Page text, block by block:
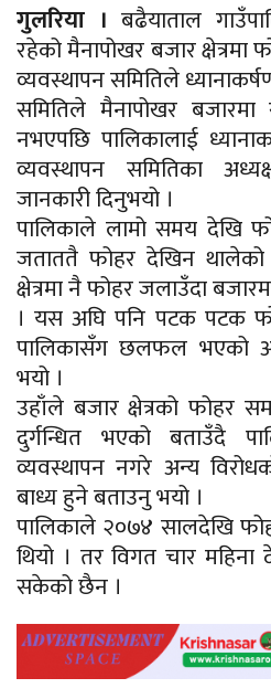
गुलरिया । बढैयाताल
रहेको मैनापोखर बजार
व्यवस्थापन समितिले
समितिले मैनापोखर
नभएपछि पालिकालाई
व्यवस्थापन समितिका
जानकारी दिनुभयो ।
पालिकाले लामो समय देखि
जताततै फोहर देखिन
क्षेत्रमा नै फोहर जलाउँदा
। यस अघि पनि पटक पटक
पालिकासँग छलफल भएको
भयो ।
उहाँले बजार क्षेत्रको फोहर
दुर्गन्धित भएको बताउँदै
व्यवस्थापन नगरे अन्य
बाध्य हुने बताउनु भयो ।
पालिकाले २०७४ सालदेखि
थियो । तर विगत चार
सकेको छैन ।